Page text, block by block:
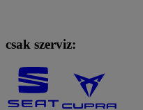
csak szerviz: